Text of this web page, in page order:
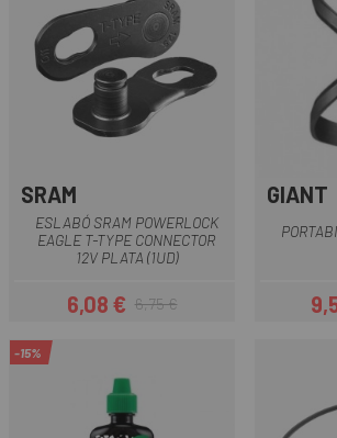
SRAM
ESLABÓ SRAM POWERLOCK
EAGLE T-TYPE CONNECTOR
12V PLATA (1UD)
Preu
6,08 €Preu regular
6,75 €
GIANT
-15%